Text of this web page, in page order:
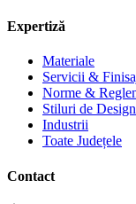
Expertiză
Materiale
Servicii &
Norme &
Stiluri de Design
Industrii
Toate Județele
Contact